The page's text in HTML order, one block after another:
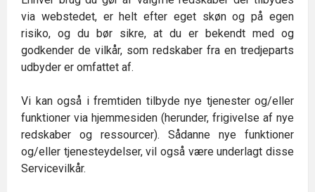
via webstedet, er helt efter eget skøn og på egen
risiko, og du bør sikre, at du er bekendt med og
godkender de vilkår, som redskaber fra en tredjeparts
udbyder er omfattet af.
Vi kan også i fremtiden tilbyde nye tjenester og/eller
funktioner via hjemmesiden (herunder, frigivelse af nye
redskaber og ressourcer). Sådanne nye funktioner
og/eller tjenesteydelser, vil også være underlagt disse
Servicevilkår.